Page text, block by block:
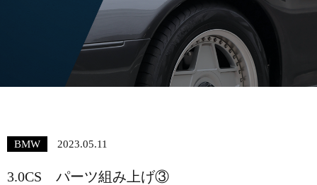
BMW 2023.05.11
3.0CS パーツ組み上げ③